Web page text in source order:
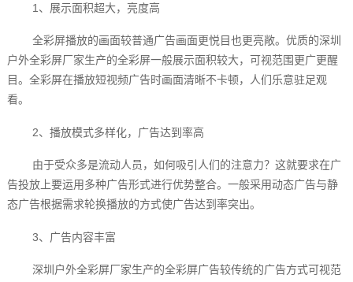
1、展示面积超大，亮度高
全彩屏播放的画面较普通广告画面更悦目也更亮敞。优质的深圳
户外全彩屏厂家‍生产的全彩屏一般展示面积较大，可视范围更广更醒
目。全彩屏在播放短视频广告时画面清晰不卡顿，人们乐意驻足观
看。
2、播放模式多样化，广告达到率高
由于受众多是流动人员，如何吸引人们的注意力？这就要求在广
告投放上要运用多种广告形式进行优势整合。一般采用动态广告与静
态广告根据需求轮换播放的方式使广告达到率突出。
3、广告内容丰富
深圳户外全彩屏厂家生产的全彩屏广告较传统的广告方式可视范